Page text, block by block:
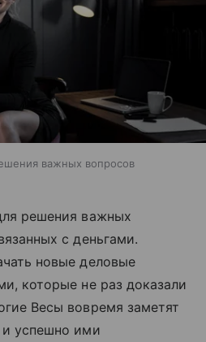
важных вопросов
решения важных
с деньгами.
новые деловые
которые не раз доказали
Весы вовремя заметят
и успешно ими